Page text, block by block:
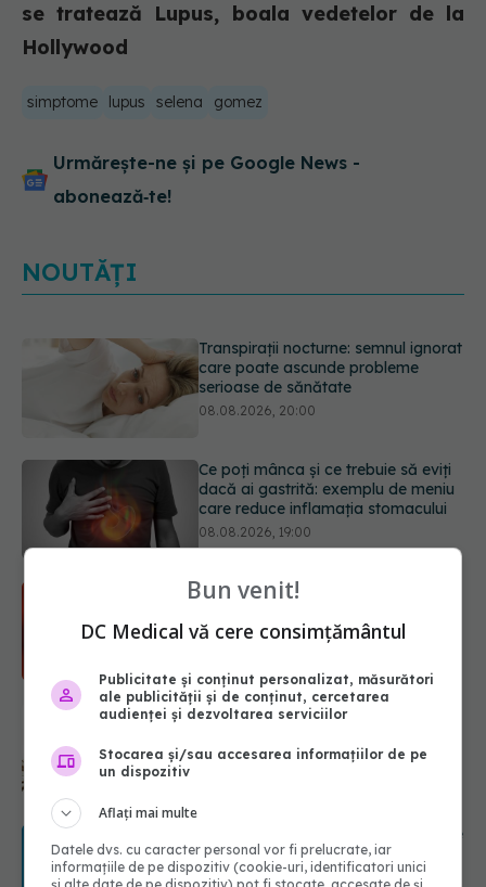
se tratează Lupus, boala vedetelor de la
Hollywood
simptome lupus selena gomez
Urmărește-ne și pe Google News -
abonează‑te!
NOUTĂȚI
Ce poți mânca și ce trebuie să eviți
dacă ai gastrită: exemplu de meniu
care reduce inflamația stomacului
08.08.2026, 19:00
Microplasticele pot traversa bariera
placentară și modifica hormonii
08.08.2026, 18:00
Trucul genial cu ceai negru pentru
08.08.2026, 17:00
Medicamentul folosit de peste 60 de
neașteptat
Transpirații nocturne: semnul ignorat
care poate ascunde probleme
serioase de sănătate
Bun venit!
DC Medical vă cere consimțământul
Publicitate și conținut personalizat, măsurători
ale publicității și de conținut, cercetarea
audienței și dezvoltarea serviciilor
Stocarea și/sau accesarea informațiilor de pe
un dispozitiv
Aflați mai multe
Datele dvs. cu caracter personal vor fi prelucrate, iar
informațiile de pe dispozitiv (cookie-uri, identificatori unici